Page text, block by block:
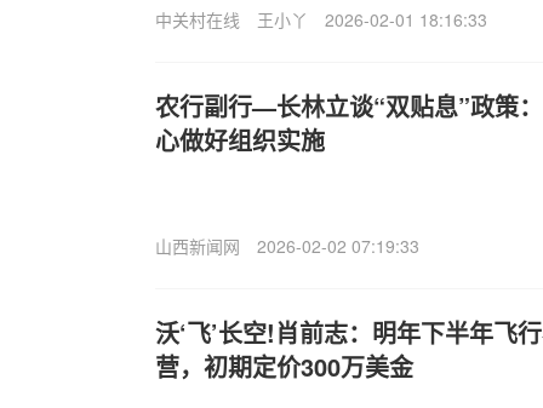
中关村在线 王小丫 2026-02-01 18:16:33
农行副行—长林立谈“双贴息”政策
心做好组织实施
山西新闻网 2026-02-02 07:19:33
沃‘飞’长空!肖前志：明年下半年飞
营，初期定价300万美金